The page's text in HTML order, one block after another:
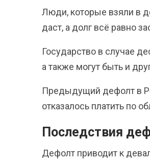
Люди, которые взяли в
даст, а долг всё равно
Государство в случае
а также могут быть и
Предыдущий дефолт в
отказалось платить по
Последствия
Дефолт приводит к